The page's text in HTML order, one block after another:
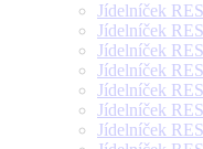
Jídelníček
Jídelníček
Jídelníček
Jídelníček
Jídelníček
Jídelníček
Jídelníček